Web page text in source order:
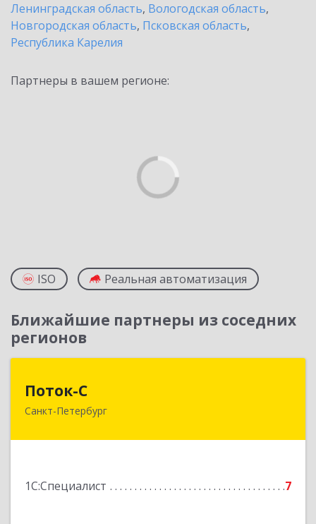
Ленинградская область, Вологодская область,
Новгородская область, Псковская область,
Республика Карелия
Партнеры в вашем регионе:
ISO Реальная автоматизация
Ближайшие партнеры из соседних
регионов
Поток-С
Санкт-Петербург
1С:Специалист 7
196240, Санкт-Петербург г, Пулковское ш, дом